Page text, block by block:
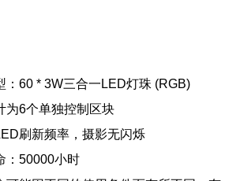
：60 * 3W三合一LED灯珠 (RGB)
为6个单独控制区块
刷新频率，摄影无闪烁
：50000小时